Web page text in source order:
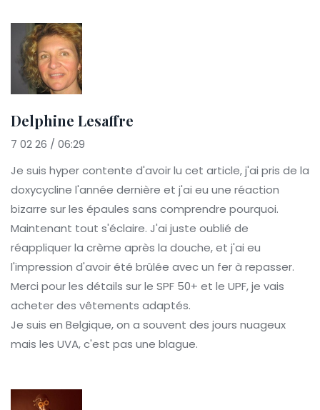
Delphine Lesaffre
7 02 26 / 06:29
Je suis hyper contente d'avoir lu cet article, j'ai pris de la
doxycycline l'année dernière et j'ai eu une réaction
bizarre sur les épaules sans comprendre pourquoi.
Maintenant tout s'éclaire. J'ai juste oublié de
réappliquer la crème après la douche, et j'ai eu
l'impression d'avoir été brûlée avec un fer à repasser.
Merci pour les détails sur le SPF 50+ et le UPF, je vais
acheter des vêtements adaptés.
Je suis en Belgique, on a souvent des jours nuageux
mais les UVA, c'est pas une blague.